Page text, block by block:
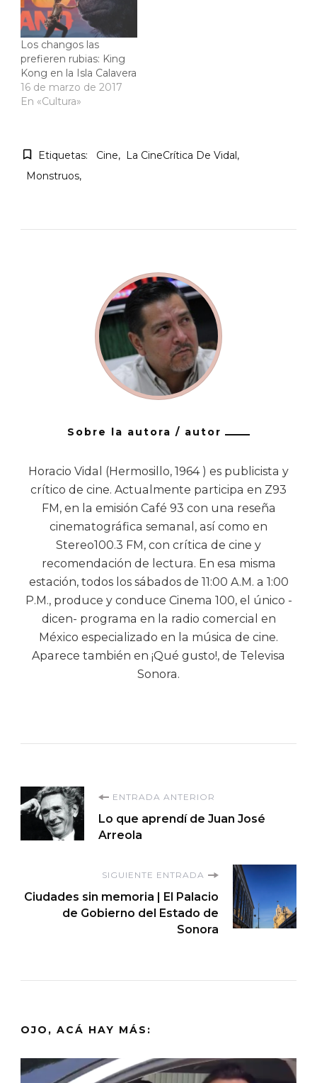
Los changos las
prefieren rubias: King
Kong en la Isla Calavera
16 de marzo de 2017
En «Cultura»
Etiquetas: Cine
La CineCrítica De Vidal
Monstruos
Sobre la autora / autor
Horacio Vidal (Hermosillo, 1964 ) es publicista y
crítico de cine. Actualmente participa en Z93
FM, en la emisión Café 93 con una reseña
cinematográfica semanal, así como en
Stereo100.3 FM, con crítica de cine y
recomendación de lectura. En esa misma
estación, todos los sábados de 11:00 A.M. a 1:00
P.M., produce y conduce Cinema 100, el único -
dicen- programa en la radio comercial en
México especializado en la música de cine.
Aparece también en ¡Qué gusto!, de Televisa
Sonora.
Navegación
de
entradas
ENTRADA ANTERIOR
Lo que aprendí de Juan José
Arreola
SIGUIENTE ENTRADA
Ciudades sin memoria | El Palacio
de Gobierno del Estado de
Sonora
OJO, ACÁ HAY MÁS: